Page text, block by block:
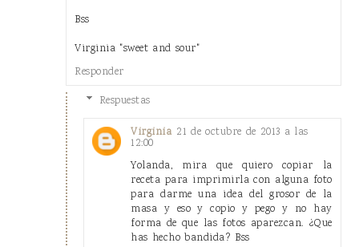
Bss
Virginia "sweet and sour"
Responder
Respuestas
Virginia 21 de octubre de 2013 a las
12:00
Yolanda, mira que quiero copiar la
receta para imprimirla con alguna foto
para darme una idea del grosor de la
masa y eso y copio y pego y no hay
forma de que las fotos aparezcan. ¿Que
has hecho bandida? Bss